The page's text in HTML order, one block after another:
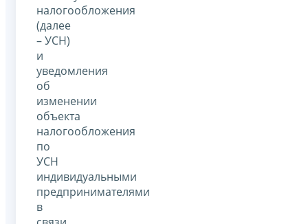
налогообложения
(далее
– УСН)
и
уведомления
об
изменении
объекта
налогообложения
по
УСН
индивидуальными
предпринимателями
в